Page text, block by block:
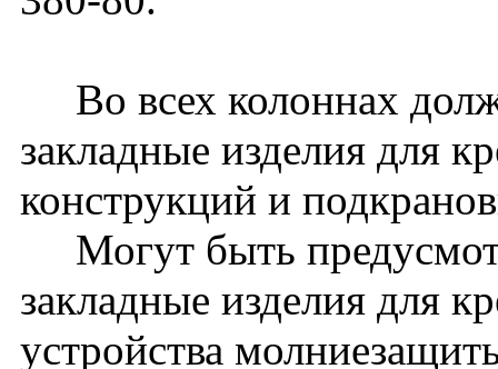
Во всех колоннах
закладные изделия для
конструкций и
Могут быть
закладные изделия для
устройства